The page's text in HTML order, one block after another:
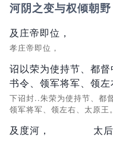
河阴之变与权倾朝野
及庄帝即位，
孝庄帝即位，
诏以荣为使持节、都
书令、领军将军、领左
下诏封..朱荣为使持节、都
领军将军、领左右、太原王
及度河， 太